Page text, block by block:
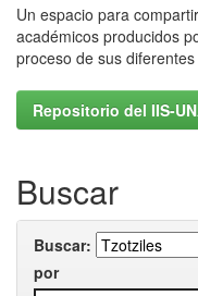
Un espacio para
académicos producidos
proceso de sus
Repositorio del IIS-
Buscar
Buscar:
por